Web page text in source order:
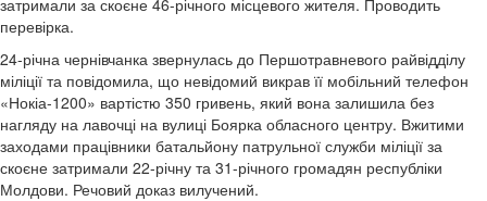
перевірка.
24-річна чернівчанка звернулась до Першотравневого райвідділу
міліції та повідомила, що невідомий викрав її мобільний телефон
«Нокіа-1200» вартістю 350 гривень, який вона залишила без
нагляду на лавочці на вулиці Боярка обласного центру. Вжитими
заходами працівники батальйону патрульної служби міліції за
скоєне затримали 22-річну та 31-річного громадян республіки
Молдови. Речовий доказ вилучений.